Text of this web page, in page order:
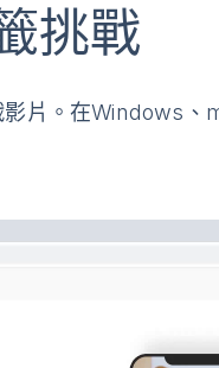
挑戰
片。在Windows、